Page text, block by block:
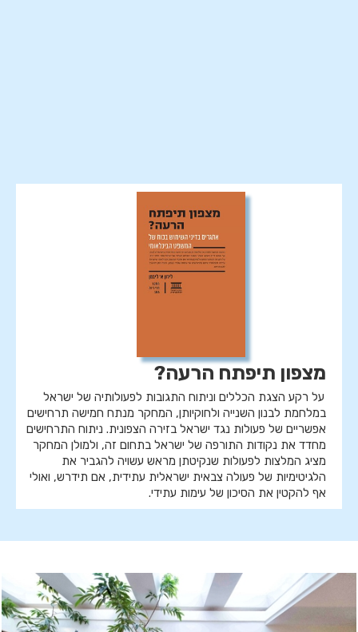
מצפון תיפתח הרעה?
על רקע הצגת הכללים וניתוח התגובות לפעולותיה של ישראל
במלחמת לבנון השנייה ולחוקיותן, המחקר מנתח חמישה תרחישים
אפשריים של פעולות נגד ישראל בזירה הצפונית. ניתוח התרחישים
מחדד את נקודות התורפה של ישראל בתחום זה, ולמולן המחקר
מציג המלצות לפעולות שנקיטתן מראש עשויה להגביר את
הלגיטימיות של פעולה צבאית ישראלית עתידית, אם תידרש, ואולי
אף להקטין את הסיכון של עימות עתידי.